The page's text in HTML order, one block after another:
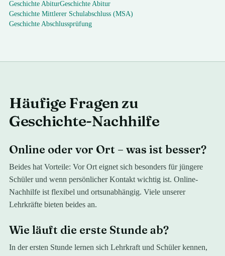
Geschichte AbiturGeschichte Abitur
Geschichte Mittlerer Schulabschluss (MSA)
Geschichte Abschlussprüfung
Häufige Fragen zu
Geschichte-Nachhilfe
Online oder vor Ort – was ist besser?
Beides hat Vorteile: Vor Ort eignet sich besonders für jüngere
Schüler und wenn persönlicher Kontakt wichtig ist. Online-
Nachhilfe ist flexibel und ortsunabhängig. Viele unserer
Lehrkräfte bieten beides an.
Wie läuft die erste Stunde ab?
In der ersten Stunde lernen sich Lehrkraft und Schüler kennen,